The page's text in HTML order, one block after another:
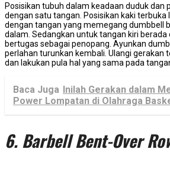
Posisikan tubuh dalam keadaan duduk dan
dengan satu tangan. Posisikan kaki terbuka
dengan tangan yang memegang dumbbell
dalam. Sedangkan untuk tangan kiri berada
bertugas sebagai penopang. Ayunkan
perlahan turunkan kembali. Ulangi gerakan
dan lakukan pula hal yang sama pada
Baca Juga Inilah Gerakan dalam
Power Lompatan di Olahraga
6. Barbell Bent-Over